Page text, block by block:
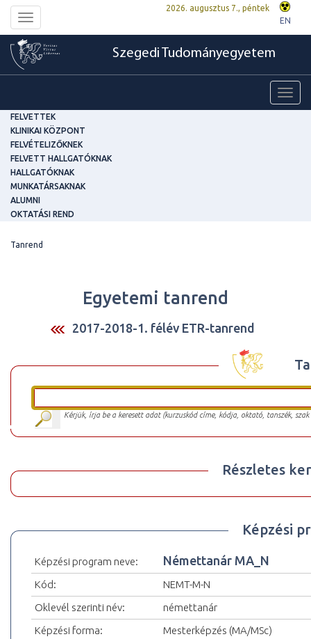
Toggle
navigation
2026. augusztus 7., péntek
EN
Szegedi Tudományegyetem
FELVETTEK
KLINIKAI KÖZPONT
FELVÉTELIZŐKNEK
FELVETT HALLGATÓKNAK
HALLGATÓKNAK
MUNKATÁRSAKNAK
ALUMNI
OKTATÁSI REND
Tanrend
Egyetemi tanrend
2017-2018-1. félév ETR-tanrend
Kérjük, írja be a keresett adat (kurzuskód címe, kódja, oktató, tanszék,
Részletes
Képzési
Képzési program neve: Némettanár MA_N
Kód:
NEMT-M-N
Oklevél szerinti név:
némettanár
Képzési forma:
Mesterképzés (MA/MSc)